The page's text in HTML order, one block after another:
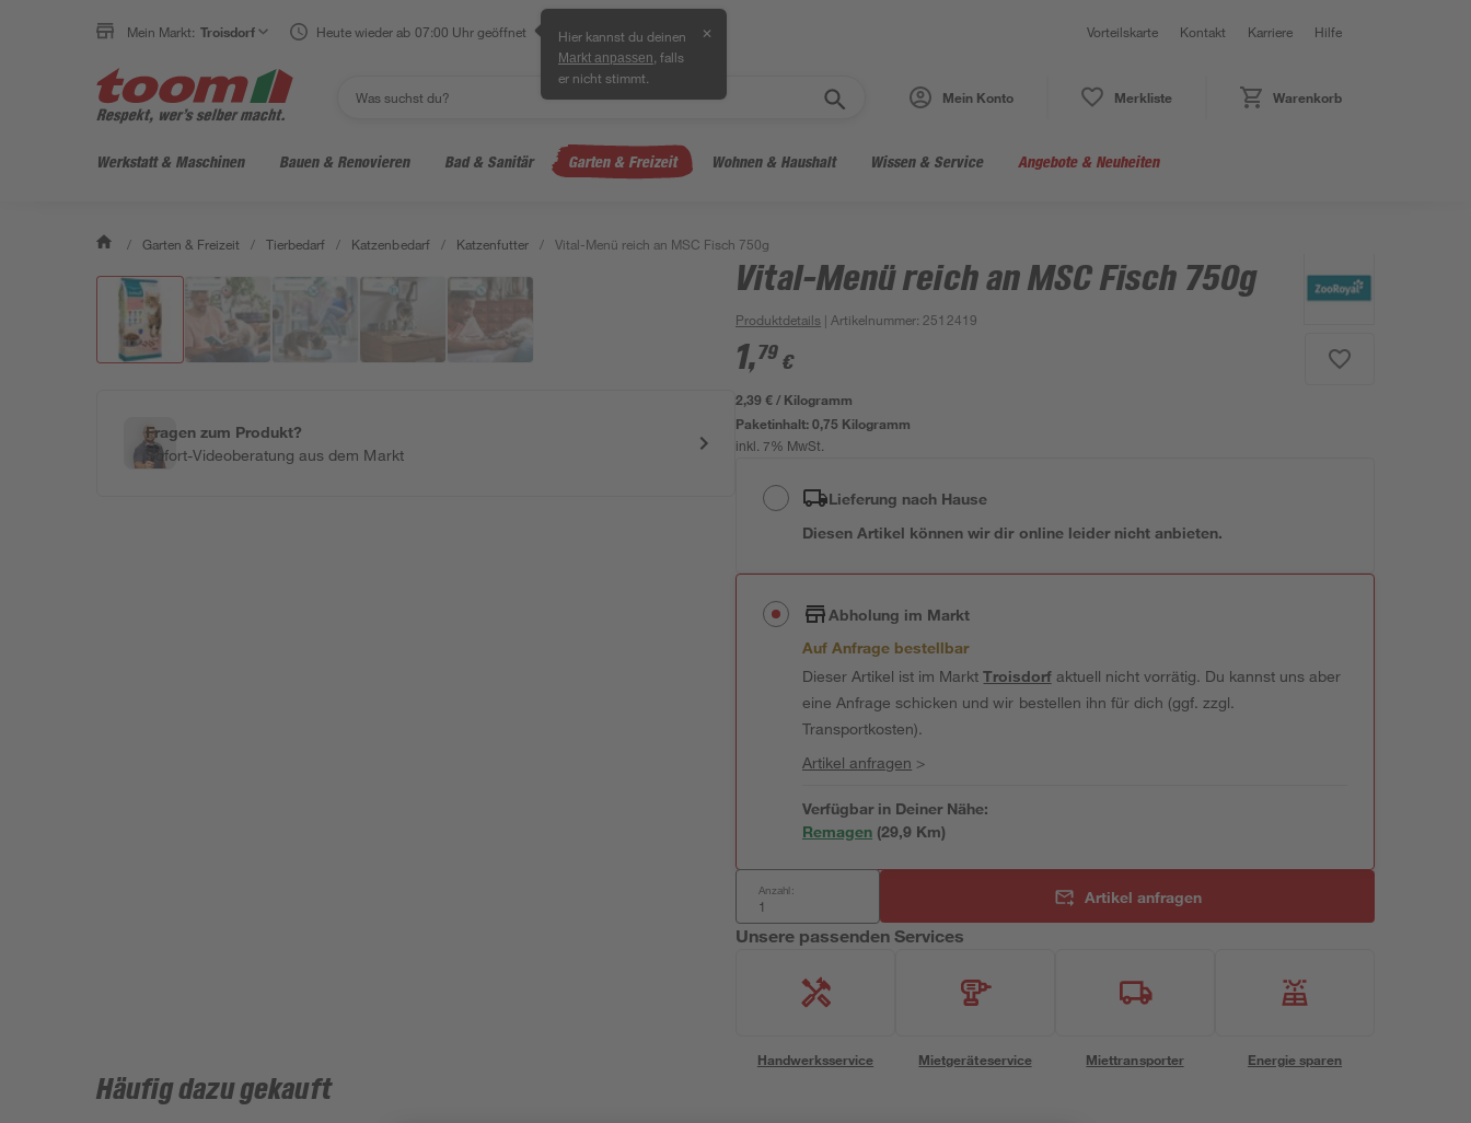
Mein Markt: Troisdorf Heute wieder ab 07:00 Uhr geöffnet Hier kannst du deinen
Markt anpassen , falls
er nicht stimmt.
✕ Vorteilskarte Kontakt Karriere Hilfe
Mein Konto Merkliste Warenkorb
Werkstatt & Maschinen Bauen & Renovieren Bad & Sanitär Garten & Freizeit Wohnen & Haushalt Wissen & Service Angebote & Neuheiten
/ Garten & Freizeit / Tierbedarf / Katzenbedarf / Katzenfutter / Vital-Menü reich an MSC Fisch 750g
Fragen zum Produkt?
Sofort-Videoberatung aus dem Markt
Vital-Menü reich an MSC Fisch 750g
Produktdetails | Artikelnummer: 2512419
1,79 €
2,39 € / Kilogramm
Paketinhalt:0,75 Kilogramm
inkl. 7% MwSt.
Lieferung nach Hause
Diesen Artikel können wir dir online leider nicht anbieten.
Abholung im Markt
Auf Anfrage bestellbar
Dieser Artikel ist im MarktTroisdorfaktuell nicht vorrätig. Du kannst uns aber
eine Anfrage schicken und wir bestellen ihn für dich (ggf. zzgl.
Transportkosten).
Artikel anfragen >
Verfügbar in Deiner Nähe:
Remagen (29,9 Km)
Anzahl: Artikel anfragen
Unsere passenden Services
Handwerksservice Mietgeräteservice Miettransporter Energie sparen
Häufig dazu gekauft